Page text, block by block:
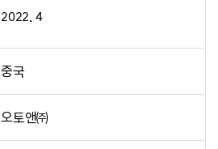
2022. 4
중국
오토앤㈜